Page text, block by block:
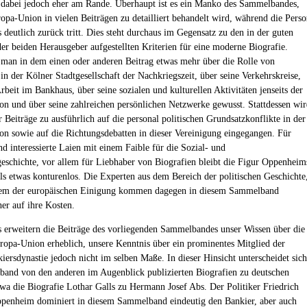
jedoch eher am Rande. Überhaupt ist es ein Manko des Sammelbandes,
Union in vielen Beiträgen zu detailliert behandelt wird, während die
deutlich zurück tritt. Dies steht durchaus im Gegensatz zu den in der guten
beiden Herausgeber aufgestellten Kriterien für eine moderne Biografie.
in dem einen oder anderen Beitrag etwas mehr über die Rolle von
der Kölner Stadtgesellschaft der Nachkriegszeit, über seine Verkehrskreise,
im Bankhaus, über seine sozialen und kulturellen Aktivitäten jenseits der
und über seine zahlreichen persönlichen Netzwerke gewusst. Stattdessen
Beiträge zu ausführlich auf die personal politischen Grundsatzkonflikte in der
sowie auf die Richtungsdebatten in dieser Vereinigung eingegangen. Für
interessierte Laien mit einem Faible für die Sozial- und
vor allem für Liebhaber von Biografien bleibt die Figur
etwas konturenlos. Die Experten aus dem Bereich der politischen Geschichte,
der europäischen Einigung kommen dagegen in diesem Sammelband
auf ihre Kosten.
die Beiträge des vorliegenden Sammelbandes unser Wissen über die
Union erheblich, unsere Kenntnis über ein prominentes Mitglied der
jedoch nicht im selben Maße. In dieser Hinsicht unterscheidet sich
von den anderen im Augenblick publizierten Biografien zu deutschen
die Biografie Lothar Galls zu Hermann Josef Abs. Der Politiker Friedrich
dominiert in diesem Sammelband eindeutig den Bankier, aber auch